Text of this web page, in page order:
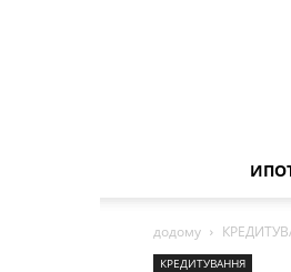
додому
КРЕДИТУВАННЯ